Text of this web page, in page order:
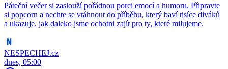
Páteční večer si zaslouží pořádnou porci emocí a humoru. Připravte
si popcorn a nechte se vtáhnout do příběhu, který baví tisíce diváků
a ukazuje, jak daleko jsme ochotni zajít pro ty, které milujeme.
NESPECHEJ.cz
dnes, 05:00